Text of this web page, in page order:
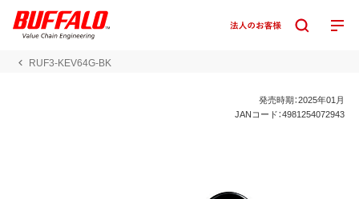
RUF3-KEV64G-BK
発売時期：2025年01月
JANコード：4981254072943